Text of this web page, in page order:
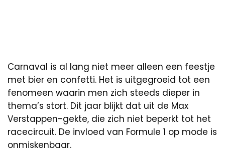
Carnaval is al lang niet meer alleen een feestje
met bier en confetti. Het is uitgegroeid tot een
fenomeen waarin men zich steeds dieper in
thema’s stort. Dit jaar blijkt dat uit de Max
Verstappen-gekte, die zich niet beperkt tot het
racecircuit. De invloed van Formule 1 op mode is
onmiskenbaar.